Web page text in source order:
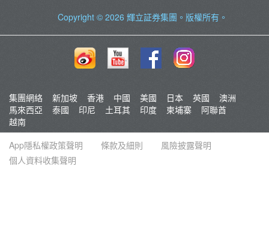
Copyright © 2026 輝立証券集團 。版權所有。
集團網絡 新加坡 香港 中國 美國 日本 英國
澳洲
馬來西亞
泰國 印尼 土耳其 印度 柬埔寨
阿聯酋
越南
App隱私權政策聲明
條款及細則
風險披露聲明
個人資料收集聲明